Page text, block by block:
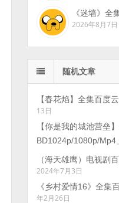
《迷墙》全
2026年8月7日
随机文章
【春花焰】全集百度
13日
【你是我的城池营垒
BD1024p/1080p/Mp4
（海天雄鹰）电视剧
2024年7月3日
《乡村爱情16》全集
年2月26日